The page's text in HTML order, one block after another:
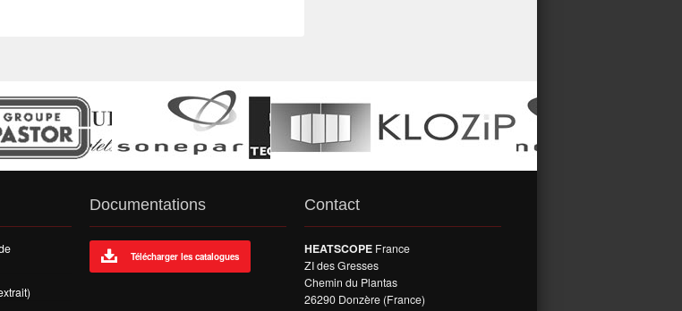
Documentations
Télécharger les catalogues
Contact
HEATSCOPE France
ZI des Gresses
Chemin du Plantas
26290 Donzère (France)